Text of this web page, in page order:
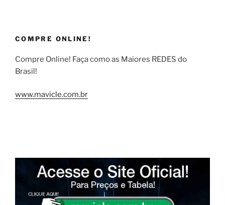
COMPRE ONLINE!
Compre Online! Faça como as Maiores REDES do
Brasil!
www.mavicle.com.br